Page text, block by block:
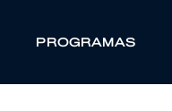
PROGRAMAS